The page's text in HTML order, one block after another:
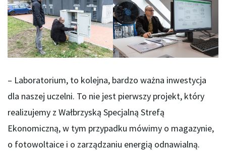
– Laboratorium, to kolejna, bardzo ważna inwestycja
dla naszej uczelni. To nie jest pierwszy projekt, który
realizujemy z Wałbrzyską Specjalną Strefą
Ekonomiczną, w tym przypadku mówimy o magazynie,
o fotowoltaice i o zarządzaniu energią odnawialną.